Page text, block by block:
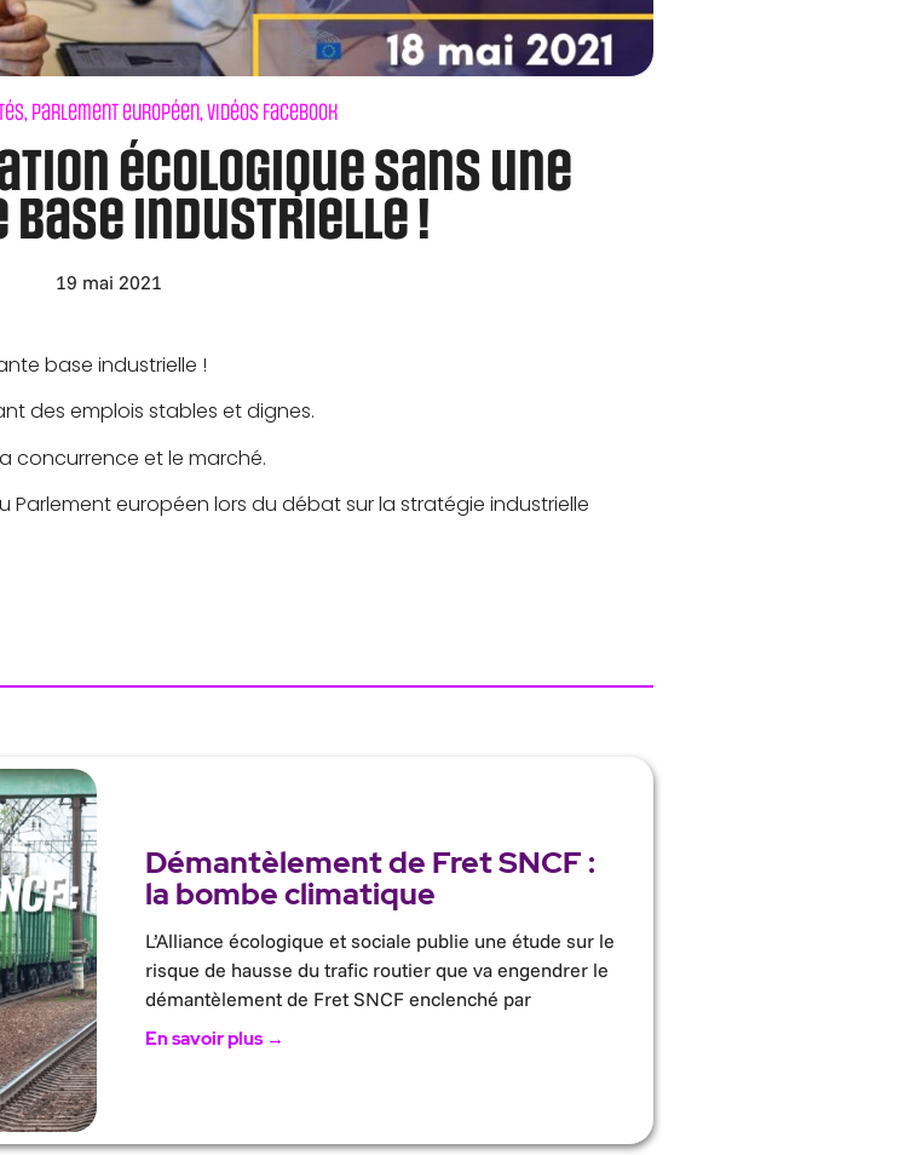
,Parlement européen,Vidéos Facebook
écologique sans une
base industrielle !
19 mai 2021
base industrielle !
des emplois stables et dignes.
concurrence et le marché.
Parlement européen lors du débat sur la stratégie industrielle
Démantèlement de Fret SNCF :
la bombe climatique
L’Alliance écologique et sociale publie une étude sur le
risque de hausse du trafic routier que va engendrer le
démantèlement de Fret SNCF enclenché par
En savoir plus →